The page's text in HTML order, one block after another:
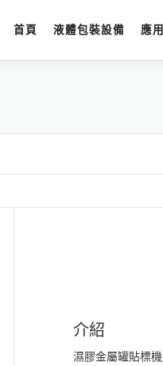
首頁 液體包裝設備 應
介紹
濕膠金屬罐貼標